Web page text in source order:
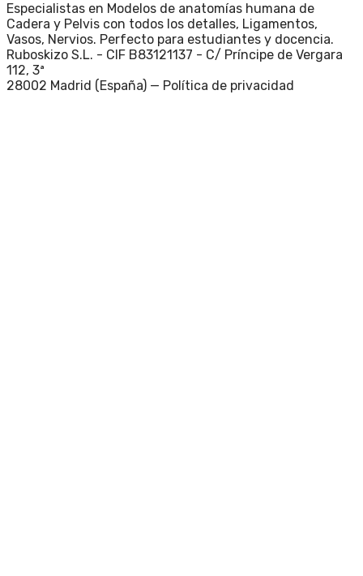
Especialistas en Modelos de anatomías humana de
Cadera y Pelvis con todos los detalles, Ligamentos,
Vasos, Nervios. Perfecto para estudiantes y docencia.
Ruboskizo S.L. - CIF B83121137 - C/ Príncipe de Vergara
112, 3ª
28002 Madrid (España) — Política de privacidad